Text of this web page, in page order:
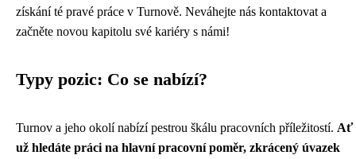
získání té pravé práce v Turnově. Neváhejte nás kontaktovat a
začněte novou kapitolu své kariéry s námi!
Typy pozic: Co se nabízí?
Turnov a jeho okolí nabízí pestrou škálu pracovních příležitostí. Ať
už hledáte práci na hlavní pracovní poměr, zkrácený úvazek